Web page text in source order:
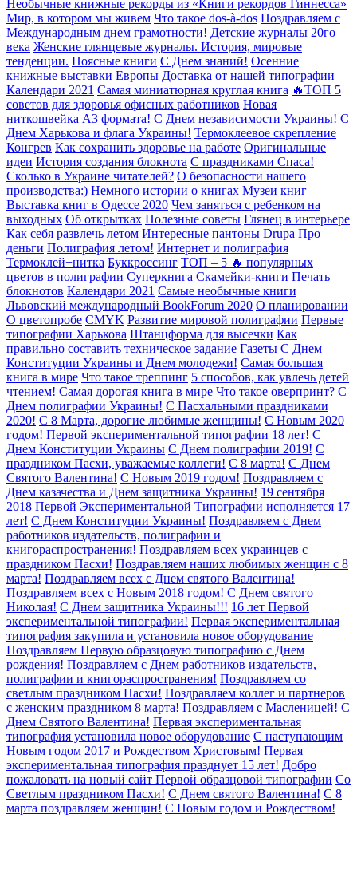
Необычные книжные рекорды из «Книги рекордов Гиннесса»
Мир, в котором мы живем Что такое dos-à-dos Поздравляем с
Международным днем грамотности! Детские журналы 20го
века Женские глянцевые журналы. История, мировые
тенденции. Поясные книги С Днем знаний! Осенние
книжные выставки Европы Доставка от нашей типографии
Календари 2021 Самая миниатюрная круглая книга 🔥ТОП 5
советов для здоровья офисных работников Новая
ниткошвейка А3 формата! С Днем независимости Украины! С
Днем Харькова и флага Украины! Термоклеевое скрепление
Конгрев Как сохранить здоровье на работе Оригинальные
идеи История создания блокнота С праздниками Спаса!
Сколько в Украине читателей? О безопасности нашего
производства:) Немного истории о книгах Музеи книг
Выставка книг в Одессе 2020 Чем заняться с ребенком на
выходных Об открытках Полезные советы Глянец в интерьере
Как себя развлечь летом Интересные пантоны Drupa Про
деньги Полиграфия летом! Интернет и полиграфия
Термоклей+нитка Буккроссинг ТОП – 5 🔥 популярных
цветов в полиграфии Суперкнига Скамейки-книги Печать
блокнотов Календари 2021 Самые необычные книги
Львовский международный BookForum 2020 О планировании
О цветопробе CMYK Развитие мировой полиграфии Первые
типографии Харькова Штанцформа для высечки Как
правильно составить техническое задание Газеты С Днем
Конституции Украины и Днем молодежи! Самая большая
книга в мире Что такое треппинг 5 способов, как увлечь детей
чтением! Самая дорогая книга в мире Что такое оверпринт? С
Днем полиграфии Украины! С Пасхальными праздниками
2020! C 8 Марта, дорогие любимые женщины! С Новым 2020
годом! Первой экспериментальной типографии 18 лет! С
Днем Конституции Украины С Днем полиграфии 2019! С
праздником Пасхи, уважаемые коллеги! С 8 марта! С Днем
Святого Валентина! С Новым 2019 годом! Поздравляем с
Днем казачества и Днем защитника Украины! 19 сентября
2018 Первой Экспериментальной Типографии исполняется 17
лет! С Днем Конституции Украины! Поздравляем с Днем
работников издательств, полиграфии и
книгораспространения! Поздравляем всех украинцев с
праздником Пасхи! Поздравляем наших любимых женщин с 8
марта! Поздравляем всех с Днем святого Валентина!
Поздравляем всех с Новым 2018 годом! С Днем святого
Николая! С Днем защитника Украины!!! 16 лет Первой
экспериментальной типографии! Первая экспериментальная
типография закупила и установила новое оборудование
Поздравляем Первую образцовую типографию с Днем
рождения! Поздравляем с Днем работников издательств,
полиграфии и книгораспространения! Поздравляем со
светлым праздником Пасхи! Поздравляем коллег и партнеров
с женским праздником 8 марта! Поздравляем с Масленицей! С
Днем Святого Валентина! Первая экспериментальная
типография установила новое оборудование С наступающим
Новым годом 2017 и Рождеством Христовым! Первая
экспериментальная типография празднует 15 лет! Добро
пожаловать на новый сайт Первой образцовой типографии Со
Светлым праздником Пасхи! С Днем святого Валентина! C 8
марта поздравляем женщин! C Новым годом и Рождеством!